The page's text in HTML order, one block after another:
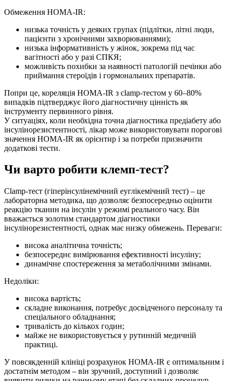
Обмеження HOMA‑IR:
низька точність у деяких групах (підлітки, літні люди,
пацієнти з хронічними захворюваннями);
низька інформативність у жінок, зокрема під час
вагітності або у разі СПКЯ;
можливість похибки за наявності патологій печінки або
приймання стероїдів і гормональних препаратів.
Попри це, кореляція HOMA‑IR з clamp‑тестом у 60–80%
випадків підтверджує його діагностичну цінність як
інструменту первинного рівня.
У ситуаціях, коли необхідна точна діагностика предіабету або
інсулінорезистентності, лікар може використовувати порогові
значення HOMA‑IR як орієнтир і за потреби призначити
додаткові тести.
Чи варто робити клемп‑тест?
Clamp‑тест (гіперінсулінемічний еуглікемічний тест) – це
лабораторна методика, що дозволяє безпосередньо оцінити
реакцію тканин на інсулін у режимі реального часу. Він
вважається золотим стандартом діагностики
інсулінорезистентності, однак має низку обмежень. Переваги:
висока аналітична точність;
безпосереднє вимірювання ефективності інсуліну;
динамічне спостереження за метаболічними змінами.
Недоліки:
висока вартість;
складне виконання, потребує досвідченого персоналу та
спеціального обладнання;
тривалість до кількох годин;
майже не використовується у рутинній медичній
практиці.
У повсякденній клініці розрахунок HOMA‑IR є оптимальним і
достатнім методом – він зручний, доступний і дозволяє